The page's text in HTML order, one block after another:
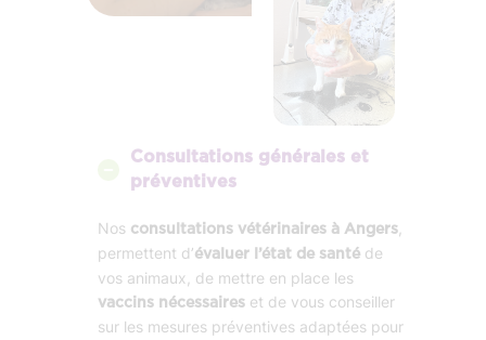
Consultations générales et
préventives
Nos consultations vétérinaires à Angers,
permettent d’évaluer l’état de santé de
vos animaux, de mettre en place les
vaccins nécessaireset de vous conseiller
sur les mesures préventives adaptées pour